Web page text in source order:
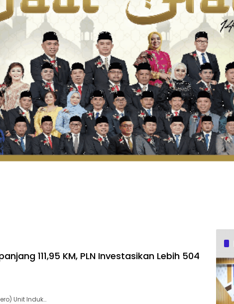
111,95 KM, PLN Investasikan Lebih 504
Unit Induk…